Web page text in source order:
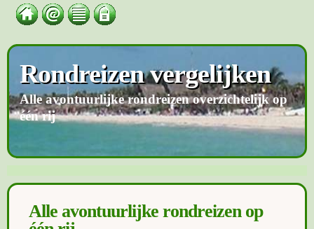
Rondreizen vergelijken
Alle avontuurlijke rondreizen overzichtelijk op
één rij
Alle avontuurlijke rondreizen op